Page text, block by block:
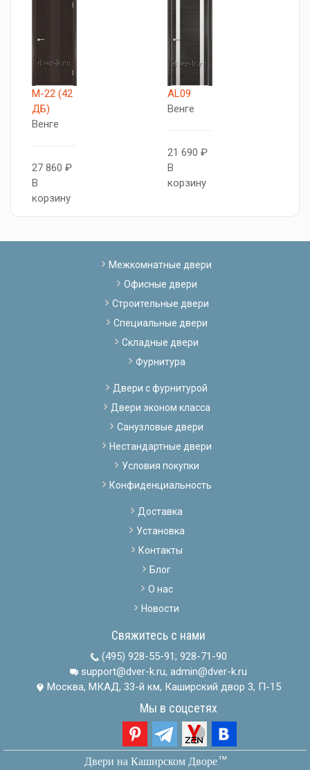
М-22 (42
ДБ)
Венге
27 860 ₽
В
корзину
AL09
Венге
21 690 ₽
В
корзину
Межкомнатные двери
Офисные двери
Строительные двери
Специальные двери
Складные двери
Фурнитура
Двери с фурнитурой
Двери эконом класса
Санузловые двери
Нестандартные двери
Условия покупки
Конфиденциальность
Доставка
Установка
Контакты
Блог
О нас
Новости
Свяжитесь с нами
(495) 928-55-91; 928-71-90
support@dver-k.ru, admin@dver-k.ru
Москва, МКАД, 33-й км, Каширский двор 3, П-15
Мы в соцсетях
Двери на Каширском Дворетм